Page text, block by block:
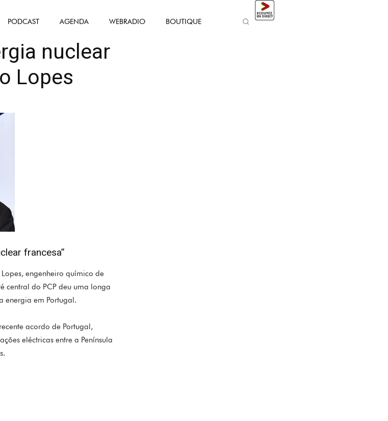
PODCAST AGENDA WEBRADIO BOUTIQUE
nuclear
Lopes
francesa”
engenheiro químico de
central do PCP deu uma longa
energia em Portugal.
acordo de Portugal,
eléctricas entre a Península